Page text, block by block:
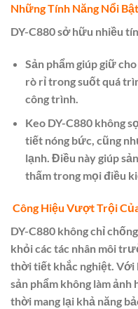
Những Tính Năng Nổi
DY-C880 sở hữu nhiều
Sản phẩm giúp giữ
rò rỉ trong suốt quá
công trình.
Keo DY-C880 không
tiết nóng bức, cũng
lạnh. Điều này giúp
thấm trong mọi điều
Công Hiệu Vượt Trội
DY-C880 không chỉ
khỏi các tác nhân môi
thời tiết khắc nghiệt. Với
sản phẩm không làm
thời mang lại khả năng